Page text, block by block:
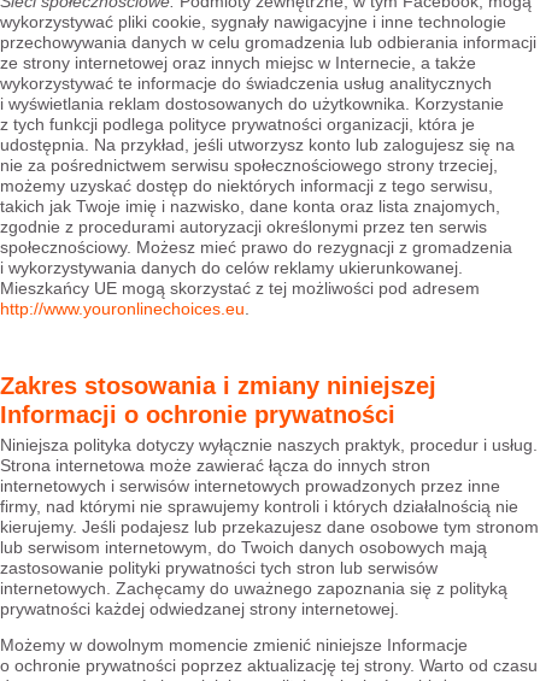
wykorzystywać pliki cookie, sygnały nawigacyjne i inne technologie
przechowywania danych w celu gromadzenia lub odbierania informacji
ze strony internetowej oraz innych miejsc w Internecie, a także
wykorzystywać te informacje do świadczenia usług analitycznych
i wyświetlania reklam dostosowanych do użytkownika. Korzystanie
z tych funkcji podlega polityce prywatności organizacji, która je
udostępnia. Na przykład, jeśli utworzysz konto lub zalogujesz się na
nie za pośrednictwem serwisu społecznościowego strony trzeciej,
możemy uzyskać dostęp do niektórych informacji z tego serwisu,
takich jak Twoje imię i nazwisko, dane konta oraz lista znajomych,
zgodnie z procedurami autoryzacji określonymi przez ten serwis
społecznościowy. Możesz mieć prawo do rezygnacji z gromadzenia
i wykorzystywania danych do celów reklamy ukierunkowanej.
Mieszkańcy UE mogą skorzystać z tej możliwości pod adresem
http://www.youronlinechoices.eu
Zakres stosowania i zmiany niniejszej
Informacji o ochronie prywatności
Niniejsza polityka dotyczy wyłącznie naszych praktyk, procedur i usług.
Strona internetowa może zawierać łącza do innych stron
internetowych i serwisów internetowych prowadzonych przez inne
firmy, nad którymi nie sprawujemy kontroli i których działalnością nie
kierujemy. Jeśli podajesz lub przekazujesz dane osobowe tym stronom
lub serwisom internetowym, do Twoich danych osobowych mają
zastosowanie polityki prywatności tych stron lub serwisów
internetowych. Zachęcamy do uważnego zapoznania się z polityką
prywatności każdej odwiedzanej strony internetowej.
Możemy w dowolnym momencie zmienić niniejsze Informacje
o ochronie prywatności poprzez aktualizację tej strony. Warto od czasu